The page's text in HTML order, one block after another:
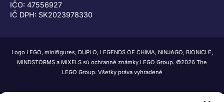
IČO: 47556927
IČ DPH: SK2023978330
Logo LEGO, minifigures, DUPLO, LEGENDS OF CHIMA, NINJAGO, BIONICLE,
MINDSTORMS a MIXELS sú ochranné známky LEGO Group. ©2026 The
LEGO Group. Všetky práva vyhradené